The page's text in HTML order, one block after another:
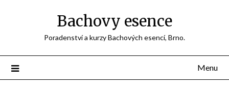
Bachovy esence
Poradenství a kurzy Bachových esencí, Brno.
Menu